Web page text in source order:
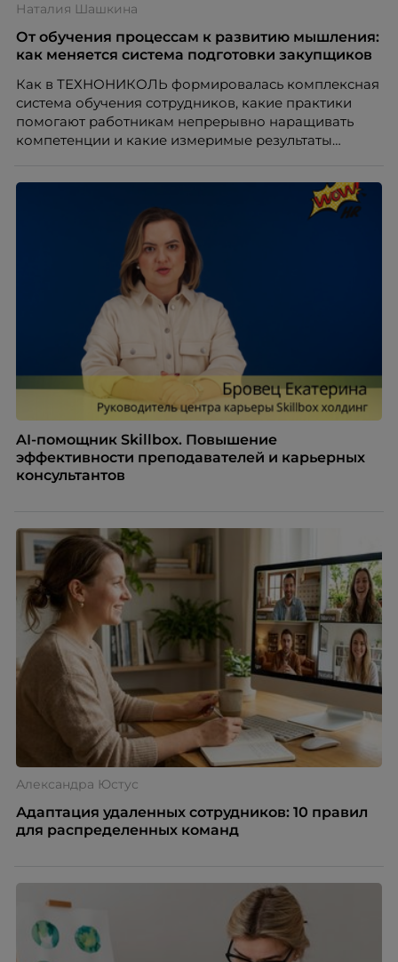
«свадебного генерала», почему стандартные
системы оценки часто упускают самых талантливых
людей и как выявить лидерский потенциал ещё до
Тимур Соколов, ключевой эксперт по
стратегическому развитию и формированию
культуры лидерства в организациях.
Наталия Шашкина
От обучения процессам к развитию мышления:
как меняется система подготовки закупщиков
Как в ТЕХНОНИКОЛЬ формировалась комплексная
система обучения сотрудников, какие практики
помогают работникам непрерывно наращивать
компетенции и какие измеримые результаты
закупкам направления «Минеральная изоляция»
компании ТЕХНОНИКОЛЬ.
AI-помощник Skillbox. Повышение
эффективности преподавателей и карьерных
консультантов
Александра Юстус
Адаптация удаленных сотрудников: 10 правил
для распределенных команд